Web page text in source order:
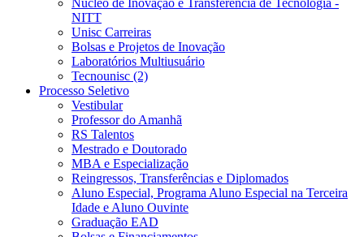
NITT
Unisc Carreiras
Bolsas e Projetos de Inovação
Laboratórios Multiusuário
Tecnounisc (2)
Processo Seletivo
Vestibular
Professor do Amanhã
RS Talentos
Mestrado e Doutorado
MBA e Especialização
Reingressos, Transferências e Diplomados
Aluno Especial, Programa Aluno Especial na Terceira
Idade e Aluno Ouvinte
Graduação EAD